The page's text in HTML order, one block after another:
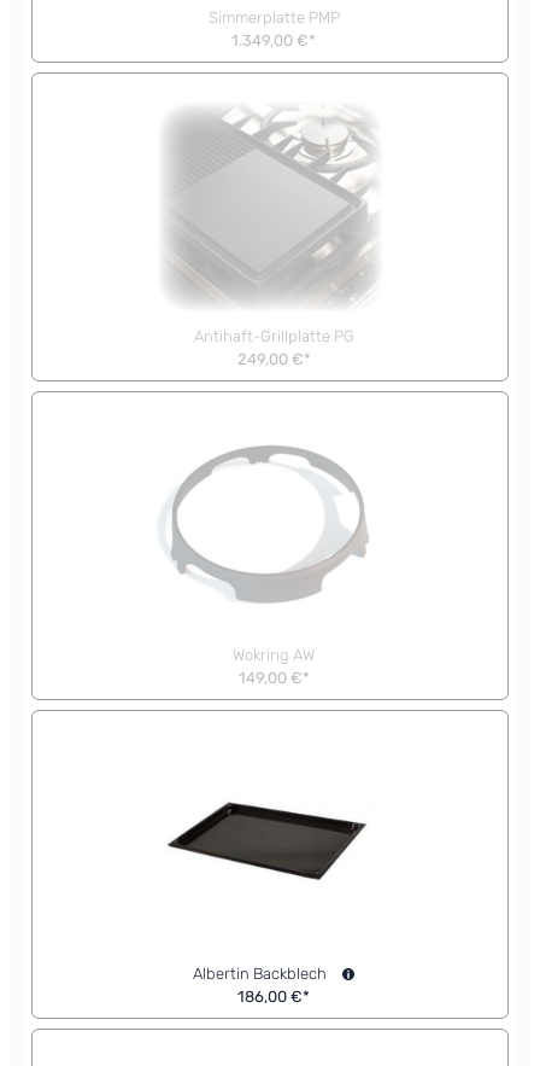
Simmerplatte PMP
1.349,00 €*
Antihaft-Grillplatte PG
249,00 €*
Wokring AW
149,00 €*
Albertin Backblech
186,00 €*